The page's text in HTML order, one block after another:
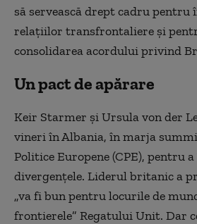
să servească drept cadru
relațiilor transfrontaliere și
consolidarea acordului privind
Un pact de apărare
Keir Starmer şi Ursula von der
vineri în Albania, în marja
Politice Europene (CPE), pentru
divergenţele. Liderul britanic a
„va fi bun pentru locurile de
frontierele” Regatului Unit. Dar